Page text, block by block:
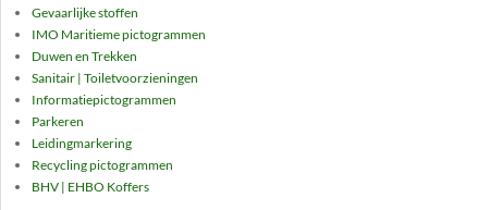
Gevaarlijke stoffen
IMO Maritieme pictogrammen
Duwen en Trekken
Sanitair | Toiletvoorzieningen
Informatiepictogrammen
Parkeren
Leidingmarkering
Recycling pictogrammen
BHV | EHBO Koffers